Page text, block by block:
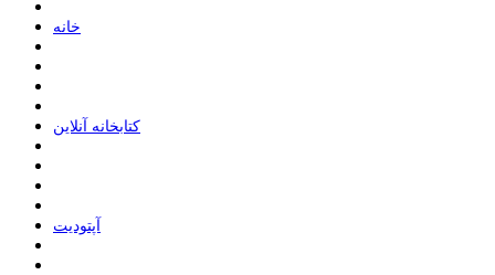
ﺧﺎﻧﻪ
ﮐﺘﺎﺑﺨﺎﻧﻪ ﺁﻧﻼﯾﻦ
ﺁﭘﺘﻮﺩﯾﺖ